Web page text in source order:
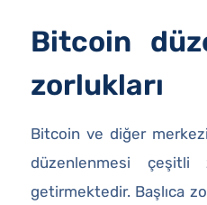
Bitcoin
zorlukları
Bitcoin ve diğer
düzenlenmesi çeşitli
getirmektedir. Başlıca